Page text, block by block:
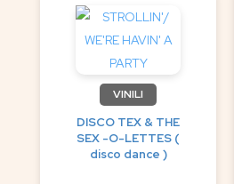
VINILI
DISCO TEX & THE
SEX -O-LETTES (
disco dance )